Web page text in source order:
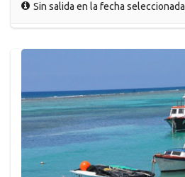
Sin salida en la fecha seleccionada